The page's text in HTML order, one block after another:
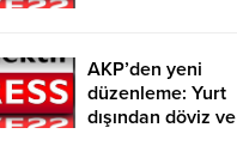
AKP’den yeni
düzenleme: Yurt
dışından döviz ve